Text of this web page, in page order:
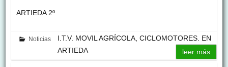
ARTIEDA 2º
Noticias
I.T.V. MOVIL AGRÍCOLA, CICLOMOTORES. EN
ARTIEDA
leer más